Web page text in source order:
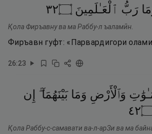
رَبُّ ٱلْعَـٰلَمِينَ ۝٢٣
Қола Фиръавну ва ма Раббу-л ъаламӣн.
Фиръавн гуфт: «Парвардигори
26:23
وَٱلْأَرْضِ وَمَا بَيْنَهُمَآ ۖ
إِن
٢٤
Қола Раббу-с-самавати ва-л-арЗи ва ма